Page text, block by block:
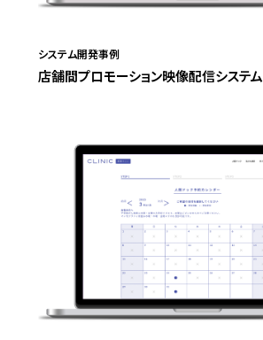
システム開発事例
店舗間プロモーション映像配信システム